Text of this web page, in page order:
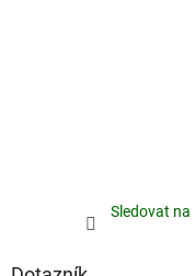
Sledovat